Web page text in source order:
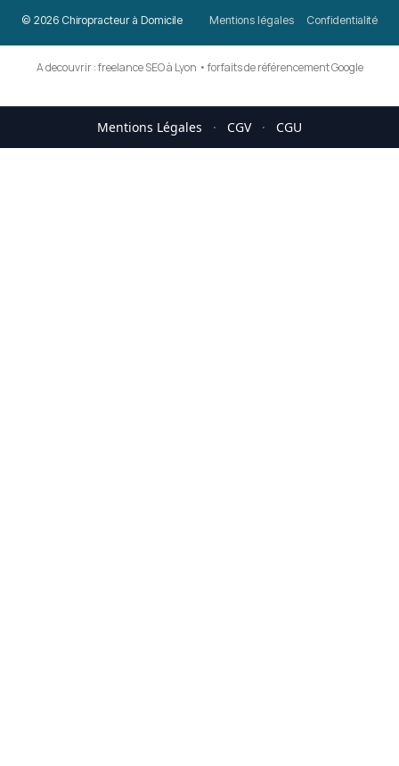
© 2026 Chiropracteur à Domicile Mentions légales Confidentialité
A decouvrir :freelance SEO à Lyon • forfaits de référencement Google
Mentions Légales · CGV · CGU